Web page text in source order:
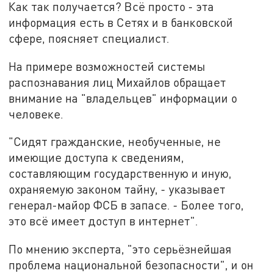
Как так получается? Всё просто - эта
информация есть в Сетях и в банковской
сфере, поясняет специалист.
На примере возможностей системы
распознавания лиц Михайлов обращает
внимание на "владельцев" информации о
человеке.
"Сидят гражданские, необученные, не
имеющие доступа к сведениям,
составляющим государственную и иную,
охраняемую законом тайну, - указывает
генерал-майор ФСБ в запасе. - Более того,
это всё имеет доступ в интернет".
По мнению эксперта, "это серьёзнейшая
проблема национальной безопасности", и он